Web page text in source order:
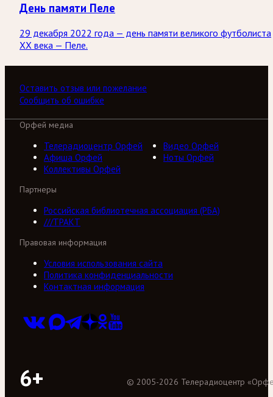
День памяти Пеле
29 декабря 2022 года — день памяти великого футболиста
ХХ века — Пеле.
Оставить отзыв или пожелание
Сообщить об ошибке
Орфей медиа
Телерадиоцентр Орфей
Видео Орфей
Афиша Орфей
Ноты Орфей
Коллективы Орфей
Партнеры
Российская библиотечная ассоциация (РБА)
///ТРАКТ
Правовая информация
Условия использования сайта
Политика конфиденциальности
Контактная информация
6+ © 2005-2026 Телерадиоцентр